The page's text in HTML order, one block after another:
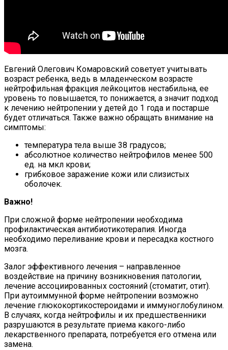
Евгений Олегович Комаровский советует учитывать
возраст ребенка, ведь в младенческом возрасте
нейтрофильная фракция лейкоцитов нестабильна, ее
уровень то повышается, то понижается, а значит подход
к лечению нейтропении у детей до 1 года и постарше
будет отличаться. Также важно обращать внимание на
симптомы:
температура тела выше 38 градусов;
абсолютное количество нейтрофилов менее 500
ед. на мкл крови;
грибковое заражение кожи или слизистых
оболочек.
Важно!
При сложной форме нейтропении необходима
профилактическая антибиотикотерапия. Иногда
необходимо переливание крови и пересадка костного
мозга.
Залог эффективного лечения – направленное
воздействие на причину возникновения патологии,
лечение ассоциированных состояний (стоматит, отит).
При аутоиммунной форме нейтропении возможно
лечение глюкокортикостероидами и иммуноглобулином.
В случаях, когда нейтрофилы и их предшественники
разрушаются в результате приема какого-либо
лекарственного препарата, потребуется его отмена или
замена.